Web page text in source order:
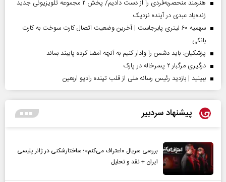
هنرمند منحصر‌به‌فردی را از دست دادیم/ پخش ۲ مجموعه تلویزیونی جدید
زنده‌یاد عبدی در آینده نزدیک
سهمیه ۶۰ لیتری پابرجاست | آخرین وضعیت اتصال کارت سوخت به کارت
بانکی
پزشکیان: باید دشمن را وادار کنیم به آنچه امضا کرده پایبند بماند
درگیری مرگبار ۲ پسرخاله در پارک
ببینید | بازدید رئیس رسانه ملی از قلب تپنده رادیو اربعین
پیشنهاد سردبیر
بررسی سریال «اعتراف می‌کنم»؛ ساختارشکنی در ژانر پلیسی
ایران + نقد و تحلیل